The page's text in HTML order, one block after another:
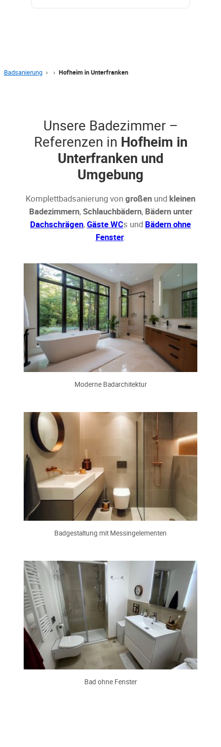
Badsanierung › › Hofheim in Unterfranken
Unsere Badezimmer –
Referenzen in Hofheim in
Unterfranken und
Umgebung
Komplettbadsanierung von großen und kleinen
Badezimmern,Schlauchbädern, Bädern unter
Dachschrägen,Gäste WCs und Bädern ohne
Fenster.
Moderne Badarchitektur
Badgestaltung mit Messingelementen
Bad ohne Fenster